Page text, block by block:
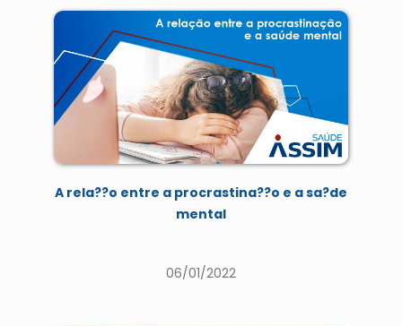
A rela??o entre a procrastina??o e a sa?de
mental
06/01/2022